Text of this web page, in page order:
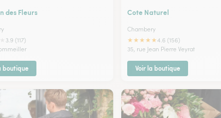
des Fleurs
3.9 (117)
boutique
Cote Naturel
Chambery
★★★★★4.6 (156)
35, rue Jean Pierre Veyrat
Voir la boutique